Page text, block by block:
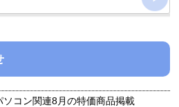
ソコン関連8月の特価商品掲載